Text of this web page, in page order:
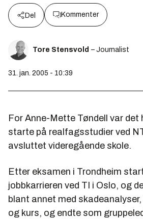
Del Kommenter
Tore Stensvold – Journalist
31. jan. 2005 - 10:39
For Anne-Mette Tøndell var det
starte på realfagsstudier ved
avsluttet videregående skole.
Etter eksamen i Trondheim
jobbkarrieren ved TI i Oslo, og
blant annet med
og kurs, og endte som